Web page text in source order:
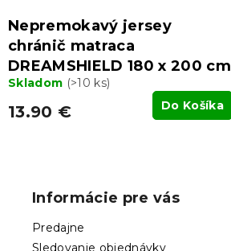
Nepremokavý jersey
chránič matraca
DREAMSHIELD 180 x 200 cm
Skladom (>10 ks)
13.90 € Do Košíka
Informácie pre vás
Predajne
Sledovanie objednávky